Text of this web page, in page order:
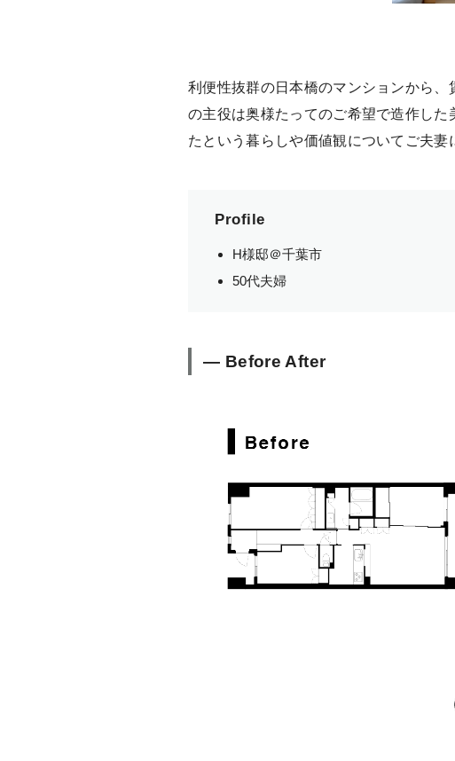
利便性抜群の日本橋のマンションから
の主役は奥様たってのご希望で造作し
たという暮らしや価値観についてご夫妻
Profile
H様邸＠千葉市
50代夫婦
— Before After